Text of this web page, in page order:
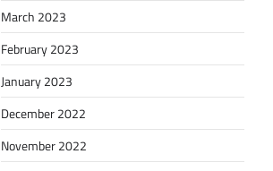
March 2023
February 2023
January 2023
December 2022
November 2022